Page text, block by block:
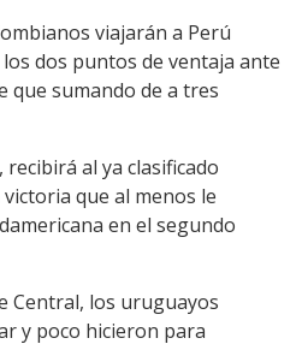
viajarán a Perú
dos puntos de ventaja ante
que sumando de a tres
al ya clasificado
que al menos le
en el segundo
Central, los uruguayos
y poco hicieron para